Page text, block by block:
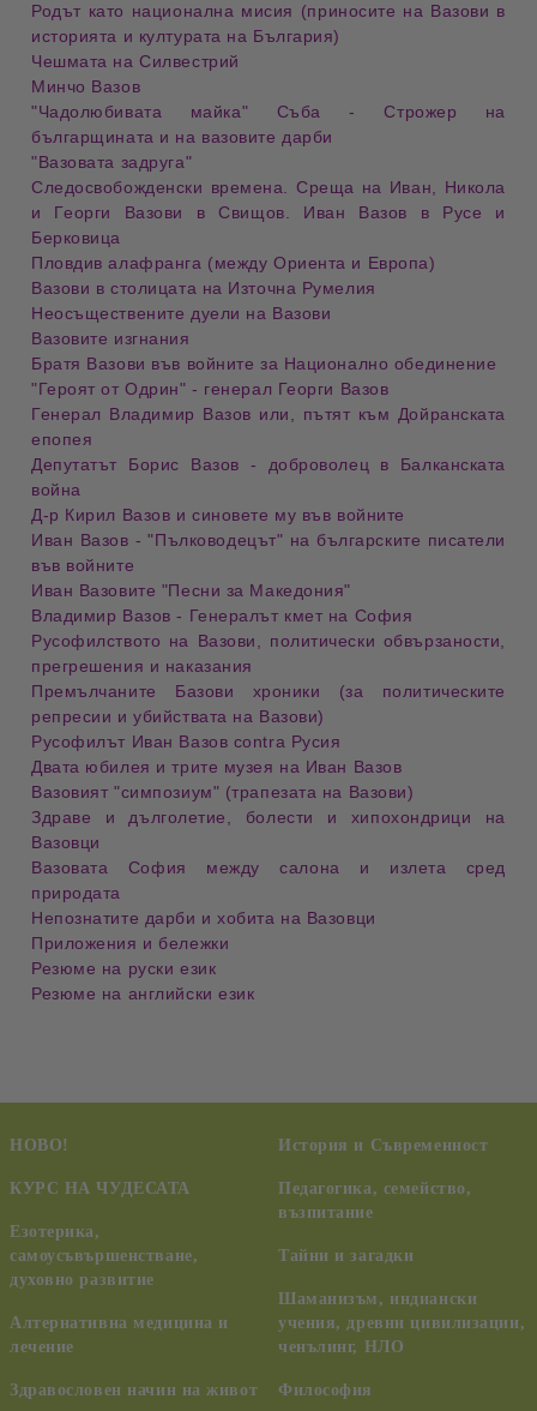
Родът като национална мисия (приносите на Вазови в
историята и културата на България)
Чешмата на Силвестрий
Минчо Вазов
"Чадолюбивата майка" Съба - Строжер на
българщината и на вазовите дарби
"Вазовата задруга"
Следосвобожденски времена. Среща на Иван, Никола
и Георги Вазови в Свищов. Иван Вазов в Русе и
Берковица
Пловдив алафранга (между Ориента и Европа)
Вазови в столицата на Източна Румелия
Неосъществените дуели на Вазови
Вазовите изгнания
Братя Вазови във войните за Национално обединение
"Героят от Одрин" - генерал Георги Вазов
Генерал Владимир Вазов или, пътят към Дойранската
епопея
Депутатът Борис Вазов - доброволец в Балканската
война
Д-р Кирил Вазов и синовете му във войните
Иван Вазов - "Пълководецът" на българските писатели
във войните
Иван Вазовите "Песни за Македония"
Владимир Вазов - Генералът кмет на София
Русофилството на Вазови, политически обвързаности,
прегрешения и наказания
Премълчаните Базови хроники (за политическите
репресии и убийствата на Вазови)
Русофилът Иван Вазов contra Русия
Двата юбилея и трите музея на Иван Вазов
Вазовият "симпозиум" (трапезата на Вазови)
Здраве и дълголетие, болести и хипохондрици на
Вазовци
Вазовата София между салона и излета сред
природата
Непознатите дарби и хобита на Вазовци
Приложения и бележки
Резюме на руски език
Резюме на английски език
НОВО!
КУРС НА ЧУДЕСАТА
Езотерика,
самоусъвършенстване,
духовно развитие
Алтернативна медицина и
лечение
Здравословен начин на живот
История и Съвременност
Педагогика, семейство,
възпитание
Тайни и загадки
Шаманизъм, индиански
учения, древни цивилизации,
ченълинг, НЛО
Философия